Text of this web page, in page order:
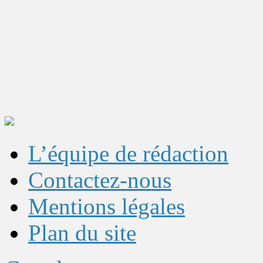
L’équipe de rédaction
Contactez-nous
Mentions légales
Plan du site